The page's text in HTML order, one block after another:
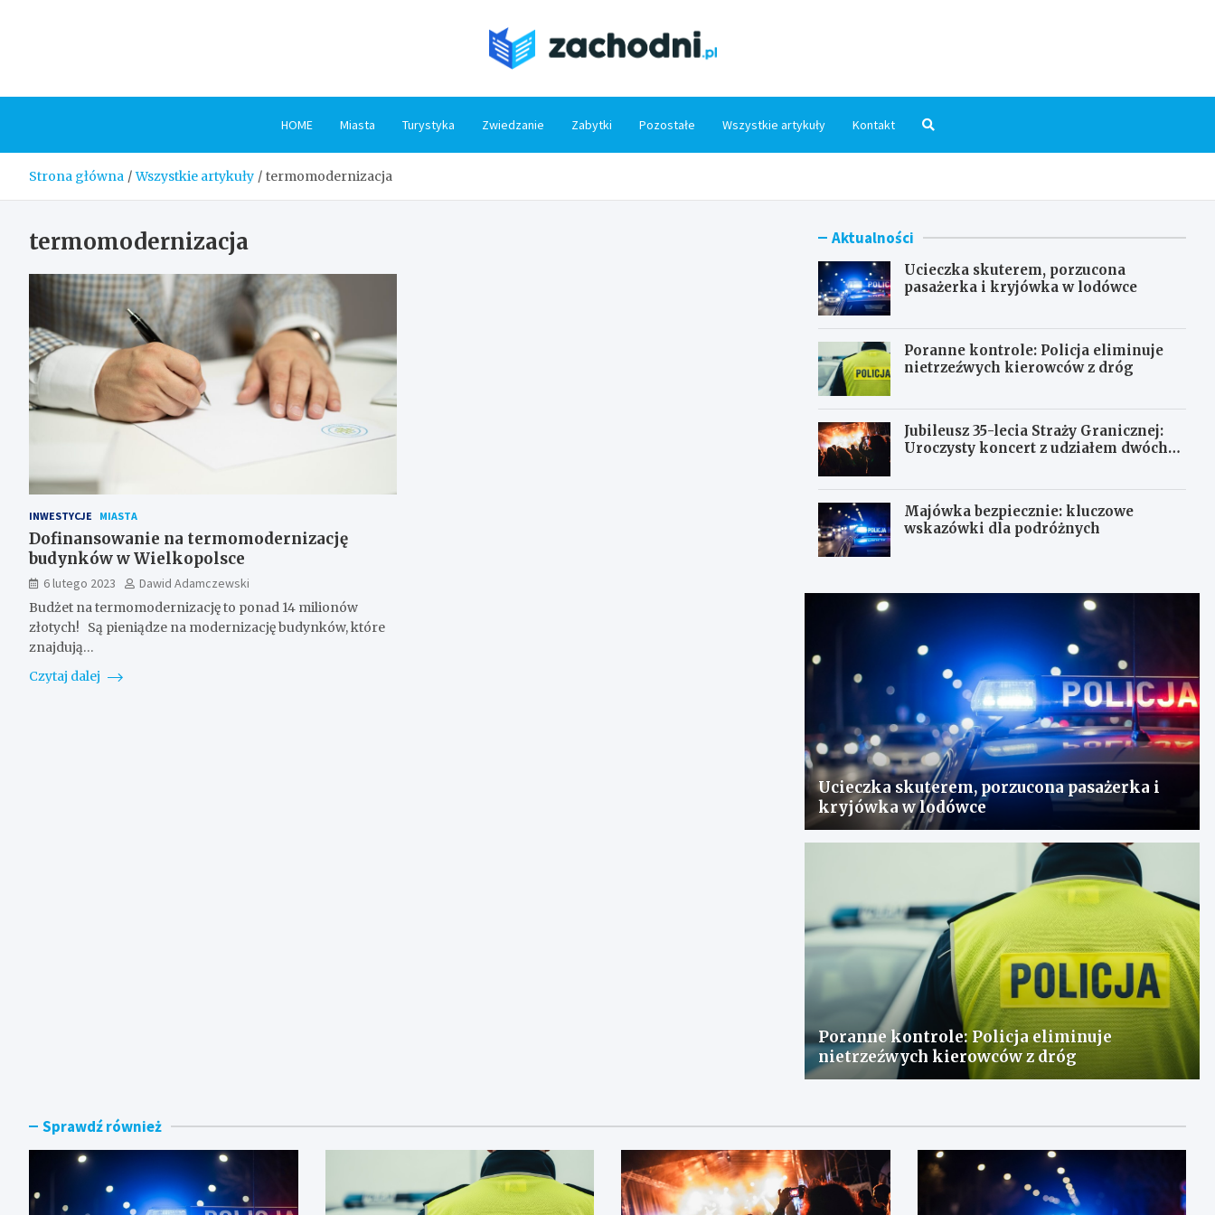
HOME Miasta Turystyka Zwiedzanie Zabytki Pozostałe Wszystkie artykuły Kontakt
Strona główna Wszystkie artykuły termomodernizacja
termomodernizacja
INWESTYCJE MIASTA
Dofinansowanie na termomodernizację
budynków w Wielkopolsce
6 lutego 2023
Dawid Adamczewski
Budżet na termomodernizację to ponad 14 milionów
złotych! Są pieniądze na modernizację budynków, które
znajdują…
Czytaj dalej
Aktualności
Ucieczka skuterem, porzucona
pasażerka i kryjówka w lodówce
Poranne kontrole: Policja eliminuje
nietrzeźwych kierowców z dróg
Jubileusz 35-lecia Straży Granicznej:
Uroczysty koncert z udziałem dwóch
Majówka bezpiecznie: kluczowe
wskazówki dla podróżnych
Ucieczka skuterem, porzucona pasażerka i
kryjówka w lodówce
Poranne kontrole: Policja eliminuje
nietrzeźwych kierowców z dróg
Sprawdź również